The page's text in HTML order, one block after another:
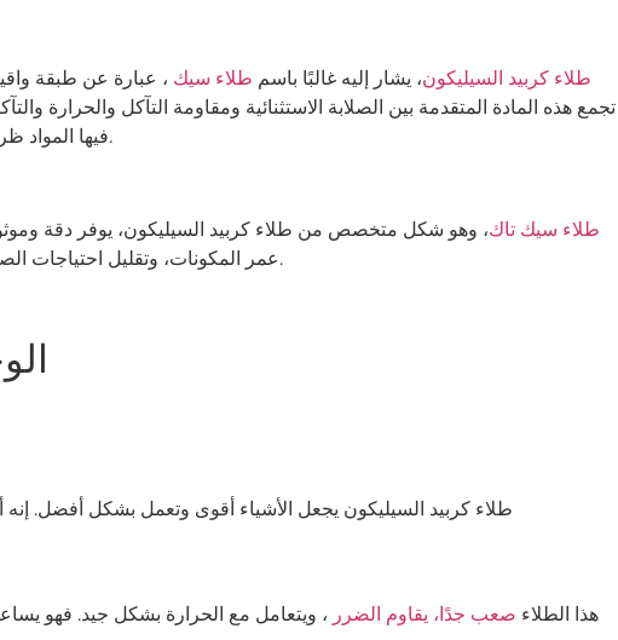
طلاء كربيد السيليكون، يشار إليه غالبًا باسم طلاء سيك ، عبارة عن طبقة
تجمع هذه المادة المتقدمة بين الصلابة الاستثنائية ومقاومة التآكل والحرارة
فيها المواد ظروفًا قاسية، مثل صناعة الطيران أو الإلكترونيات.
طلاء سيك تاك، وهو شكل متخصص من طلاء كربيد السيليكون، يوفر دقة
عمر المكونات، وتقليل احتياجات الصيانة، وتحسين الكفاءة العامة في البيئات الصعبة.
طلاء كربيد السيليكون يجعل الأشياء أقوى وتعمل بشكل أفضل. إنه
هذا الطلاء صعب جدًا، يقاوم الضرر ، ويتعامل مع الحرارة بشكل جيد. فهو